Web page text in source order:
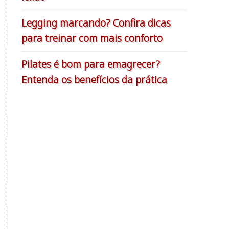
Legging marcando? Confira dicas
para treinar com mais conforto
Pilates é bom para emagrecer?
Entenda os benefícios da prática